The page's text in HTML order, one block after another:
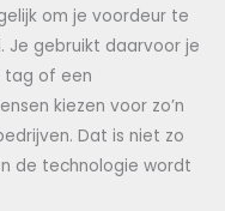
om je voordeur te
Je gebruikt daarvoor je
tag of een
kiezen voor zo’n
Dat is niet zo
de technologie wordt